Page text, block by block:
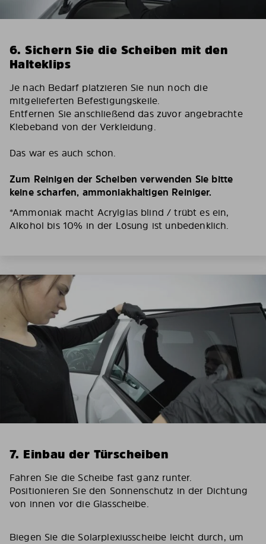
6. Sichern Sie die Scheiben mit den
Halteklips
Je nach Bedarf platzieren Sie nun noch die
mitgelieferten Befestigungskeile.
Entfernen Sie anschließend das zuvor angebrachte
Klebeband von der Verkleidung.
Das war es auch schon.
Zum Reinigen der Scheiben verwenden Sie bitte
keine scharfen, ammoniakhaltigen Reiniger.
*Ammoniak macht Acrylglas blind / trübt es ein,
Alkohol bis 10% in der Lösung ist unbedenklich.
7. Einbau der Türscheiben
Fahren Sie die Scheibe fast ganz runter.
Positionieren Sie den Sonnenschutz in der Dichtung
von innen vor die Glasscheibe.
Biegen Sie die Solarplexiusscheibe leicht durch, um